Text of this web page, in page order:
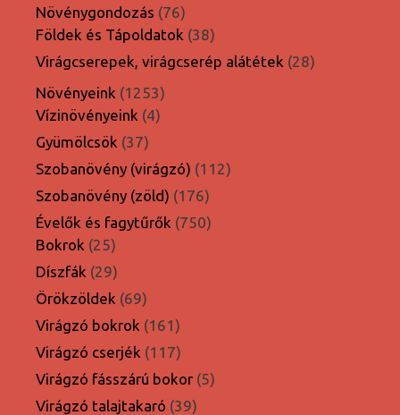
termék
Növénygondozás 7676
termék
Földek és Tápoldatok 3838
termék
Virágcserepek, virágcserép alátétek 2828
Növényeink 12531253
termék
Vízinövényeink 44
Gyümölcsök 3737
termék
Szobanövény (virágzó) 112112
Szobanövény (zöld) 176176
termék
Évelők és fagytűrők 750750
Bokrok 2525
termék
Díszfák 2929
termék
Örökzöldek 6969
termék
Virágzó bokrok 161161
termék
Virágzó cserjék 117117
termék
Virágzó fásszárú bokor 55
Virágzó talajtakaró 3939